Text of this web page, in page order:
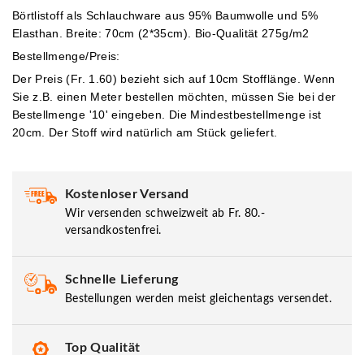
Börtlistoff als Schlauchware aus 95% Baumwolle und 5%
Elasthan. Breite: 70cm (2*35cm). Bio-Qualität 275g/m2
Bestellmenge/Preis:
Der Preis (Fr. 1.60) bezieht sich auf 10cm Stofflänge. Wenn
Sie z.B. einen Meter bestellen möchten, müssen Sie bei der
Bestellmenge '10' eingeben. Die Mindestbestellmenge ist
20cm. Der Stoff wird natürlich am Stück geliefert.
Kostenloser Versand
Wir versenden schweizweit ab Fr. 80.-
versandkostenfrei.
Schnelle Lieferung
Bestellungen werden meist gleichentags versendet.
Top Qualität